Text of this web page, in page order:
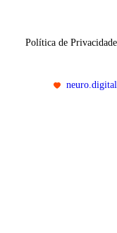
Política de Privacidade
neuro.digital